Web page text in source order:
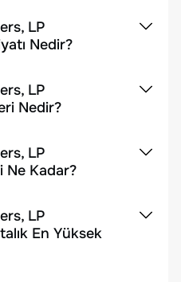
LP
Nedir?
LP
Nedir?
LP
Ne Kadar?
LP
En Yüksek